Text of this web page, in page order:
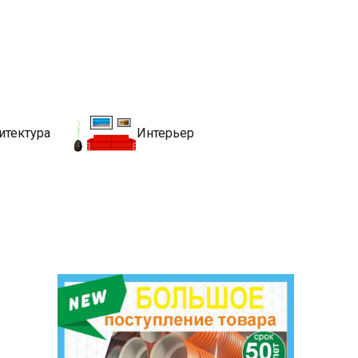
Интерьер